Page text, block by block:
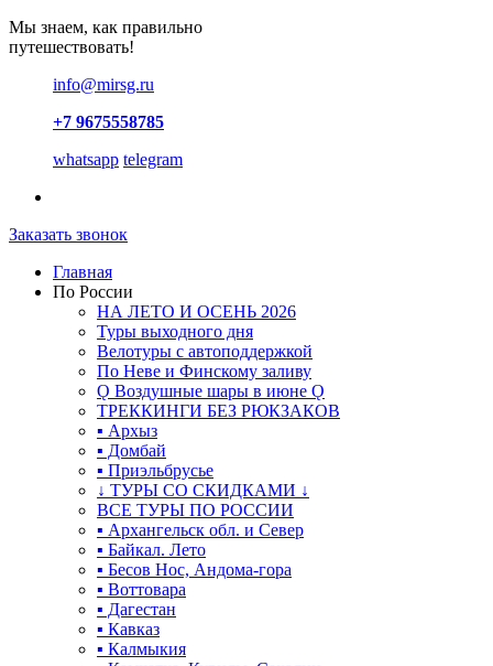
Мы знаем, как правильно
путешествовать!
info@mirsg.ru
+7 9675558785
whatsapp telegram
Заказать звонок
Главная
По России
НА ЛЕТО И ОСЕНЬ 2026
Туры выходного дня
Велотуры с автоподдержкой
По Неве и Финскому заливу
Ǫ Воздушные шары в июне Ǫ
ТРЕККИНГИ БЕЗ РЮКЗАКОВ
▪ Архыз
▪ Домбай
▪ Приэльбрусье
↓ ТУРЫ СО СКИДКАМИ ↓
ВСЕ ТУРЫ ПО РОССИИ
▪ Архангельск обл. и Север
▪ Байкал. Лето
▪ Бесов Нос, Андома-гора
▪ Воттовара
▪ Дагестан
▪ Кавказ
▪ Калмыкия